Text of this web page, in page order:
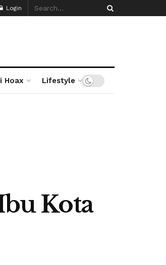
Login
Hoax Lifestyle
Kota